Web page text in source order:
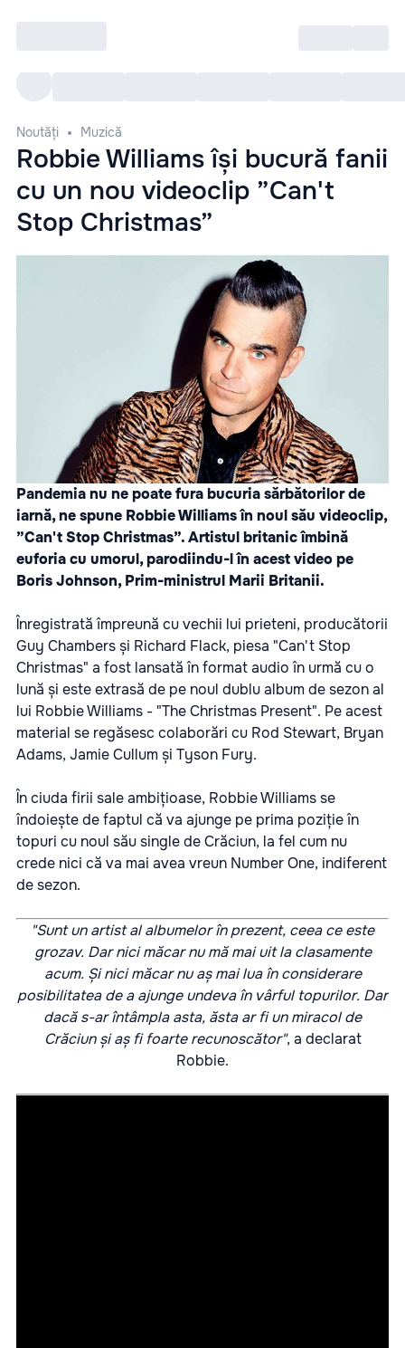
Noutăți Muzică
Robbie Williams își bucură fanii
cu un nou videoclip ”Can't
Stop Christmas”
Pandemia nu ne poate fura bucuria sărbătorilor de
iarnă, ne spune Robbie Williams în noul său videoclip,
”Can't Stop Christmas”. Artistul britanic îmbină
euforia cu umorul, parodiindu-l în acest video pe
Boris Johnson, Prim-ministrul Marii Britanii.
Înregistrată împreună cu vechii lui prieteni, producătorii
Guy Chambers și Richard Flack, piesa "Can't Stop
Christmas" a fost lansată în format audio în urmă cu o
lună și este extrasă de pe noul dublu album de sezon al
lui Robbie Williams - "The Christmas Present". Pe acest
material se regăsesc colaborări cu Rod Stewart, Bryan
Adams, Jamie Cullum și Tyson Fury.
În ciuda firii sale ambițioase, Robbie Williams se
îndoiește de faptul că va ajunge pe prima poziție în
topuri cu noul său single de Crăciun, la fel cum nu
crede nici că va mai avea vreun Number One, indiferent
de sezon.
"Sunt un artist al albumelor în prezent, ceea ce este
grozav. Dar nici măcar nu mă mai uit la clasamente
acum. Și nici măcar nu aș mai lua în considerare
posibilitatea de a ajunge undeva în vârful topurilor. Dar
dacă s-ar întâmpla asta, ăsta ar fi un miracol de
Crăciun și aș fi foarte recunoscător", a declarat
Robbie.